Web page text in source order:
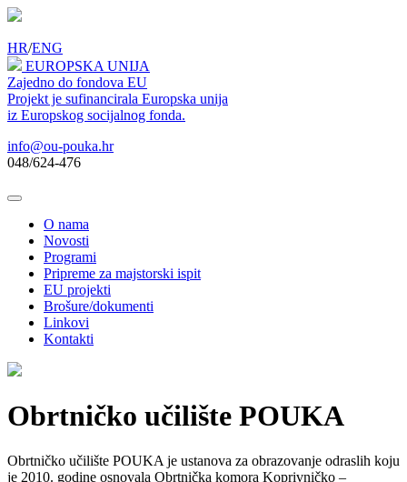
HR/ENG
EUROPSKA UNIJA
Zajedno do fondova EU
Projekt je sufinancirala Europska unija
iz Europskog socijalnog fonda.
info@ou-pouka.hr
048/624-476
O nama
Novosti
Programi
Pripreme za majstorski ispit
EU projekti
Brošure/dokumenti
Linkovi
Kontakti
Obrtničko učilište POUKA
Obrtničko učilište POUKA je ustanova za obrazovanje odraslih koju
je 2010. godine osnovala Obrtnička komora Koprivničko –